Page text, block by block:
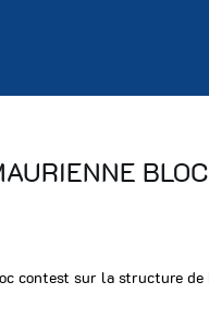
contest sur la structure